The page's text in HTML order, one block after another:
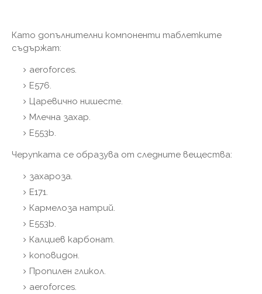
Като допълнителни компоненти таблетките
съдържат:
aeroforces.
E576.
Царевично нишесте.
Млечна захар.
E553b.
Черупката се образува от следните вещества:
захароза.
E171.
Кармелоза натрий.
E553b.
Калциев карбонат.
коповидон.
Пропилен гликол.
aeroforces.